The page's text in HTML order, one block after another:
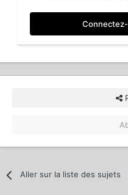
Aller sur la liste des sujets